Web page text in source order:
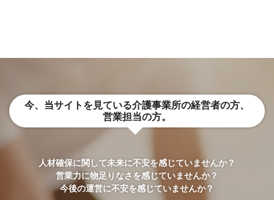
今、当サイトを見ている介護事業所の経営者の方、
営業担当の方。
人材確保に関して未来に不安を感じていませんか？
営業力に物足りなさを感じていませんか？
今後の運営に不安を感じていませんか？